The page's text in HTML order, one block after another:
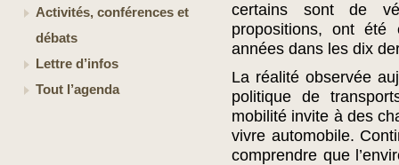
Activités, conférences et
débats
Lettre d’infos
Tout l’agenda
certains sont de
propositions, ont
années dans les dix
La réalité observée
politique de
mobilité invite à des
vivre automobile.
comprendre que